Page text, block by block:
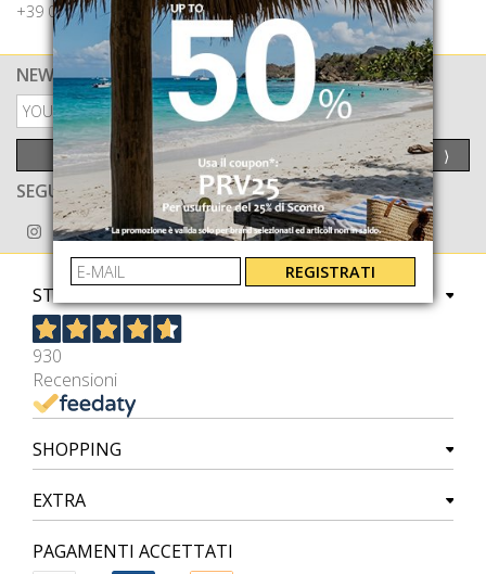
+39 081 1857 6024
NEWSLETTER
PRIVACY POLICY
INVIA ⟩
SEGUICI ANCHE SU
STORE
930
Recensioni
SHOPPING
EXTRA
PAGAMENTI ACCETTATI
REGISTRATI